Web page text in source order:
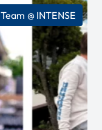
Team @ INTENSE